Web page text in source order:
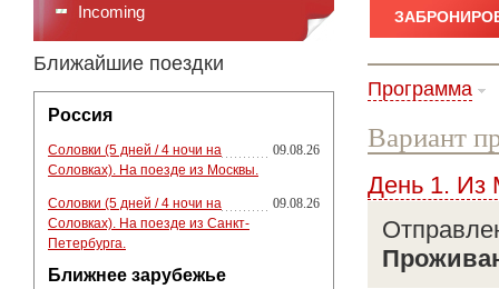
Incoming
Ближайшие поездки
Россия
Соловки (5 дней / 4 ночи на
Соловках). На поезде из Москвы.
09.08.26
Соловки (5 дней / 4 ночи на
Соловках). На поезде из Санкт-
Петербурга.
09.08.26
Ближнее зарубежье
Программа
Вариант
День 1. Из